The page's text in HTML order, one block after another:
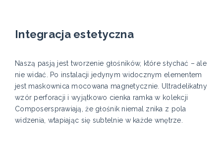
Integracja estetyczna
Naszą pasją jest tworzenie głośników, które słychać – ale
nie widać. Po instalacji jedynym widocznym elementem
jest maskownica mocowana magnetycznie. Ultradelikatny
wzór perforacji i wyjątkowo cienka ramka w kolekcji
Composersprawiają, że głośnik niemal znika z pola
widzenia, wtapiając się subtelnie w każde wnętrze.